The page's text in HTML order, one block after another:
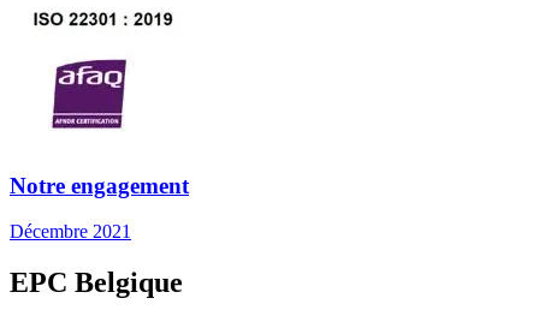
Notre engagement
Décembre 2021
EPC Belgique